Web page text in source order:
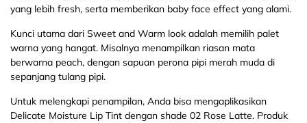
yang lebih fresh, serta memberikan baby face effect yang alami.
Kunci utama dari Sweet and Warm look adalah memilih palet
warna yang hangat. Misalnya menampilkan riasan mata
berwarna peach, dengan sapuan perona pipi merah muda di
sepanjang tulang pipi.
Untuk melengkapi penampilan, Anda bisa mengaplikasikan
Delicate Moisture Lip Tint dengan shade 02 Rose Latte. Produk